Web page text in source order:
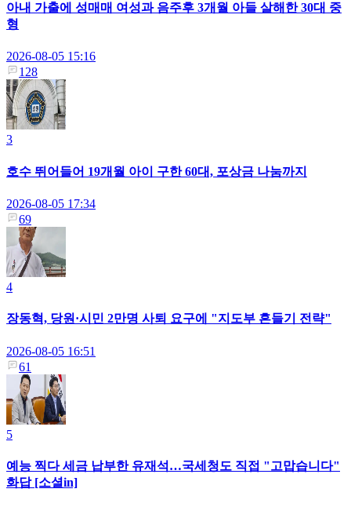
아내 가출에 성매매 여성과 음주후 3개월 아들 살해한 30대 중
형
2026-08-05 15:16
128
3
호수 뛰어들어 19개월 아이 구한 60대, 포상금 나눔까지
2026-08-05 17:34
69
4
장동혁, 당원·시민 2만명 사퇴 요구에 "지도부 흔들기 전략"
2026-08-05 16:51
61
5
예능 찍다 세금 납부한 유재석…국세청도 직접 "고맙습니다"
화답 [소셜in]